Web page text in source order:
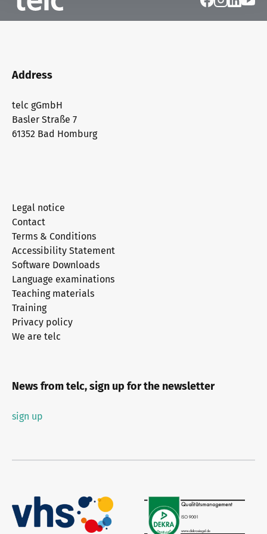
Address
telc gGmbH
Basler Straße 7
61352 Bad Homburg
Legal notice
Contact
Terms & Conditions
Accessibility Statement
Software Downloads
Language examinations
Teaching materials
Training
Privacy policy
We are telc
News from telc, sign up for the newsletter
sign up